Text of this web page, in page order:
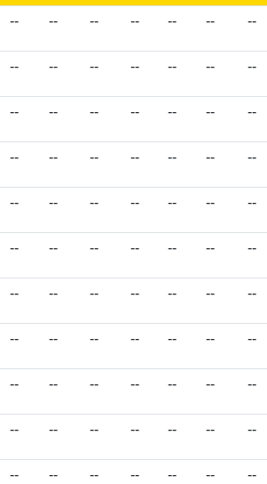
-- -- -- -- -- -- --
-- -- -- -- -- -- --
-- -- -- -- -- -- --
-- -- -- -- -- -- --
-- -- -- -- -- -- --
-- -- -- -- -- -- --
-- -- -- -- -- -- --
-- -- -- -- -- -- --
-- -- -- -- -- -- --
-- -- -- -- -- -- --
-- -- -- -- -- -- --